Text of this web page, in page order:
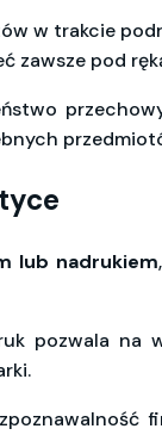
w trakcie
zawsze pod
lub nadrukiem
pozwala na